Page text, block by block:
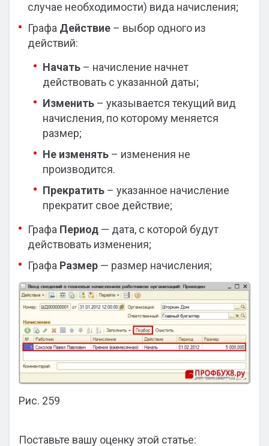
случае необходимости) вида начисления;
Графа Действие – выбор одного из
действий:
Начать – начисление начнет
действовать с указанной даты;
Изменить – указывается текущий вид
начисления, по которому меняется
размер;
Не изменять – изменения не
производится.
Прекратить – указанное начисление
прекратит свое действие;
Графа Период — дата, с которой будут
действовать изменения;
Графа Размер — размер начисления;
Рис. 259
Поставьте вашу оценку этой статье: